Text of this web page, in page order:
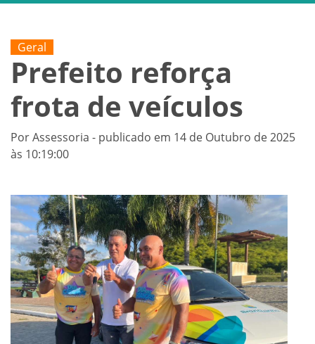
Geral
Prefeito reforça
frota de veículos
Por Assessoria - publicado em 14 de Outubro de 2025
às 10:19:00